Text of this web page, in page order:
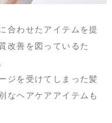
合わせたアイテムを提
改善を図っているた
ジを受けてしまった髪
なヘアケアアイテムも